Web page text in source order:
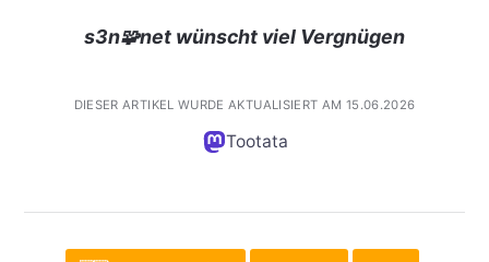
s3n🧩net wünscht viel Vergnügen
DIESER ARTIKEL WURDE AKTUALISIERT AM 15.06.2026
Tootata